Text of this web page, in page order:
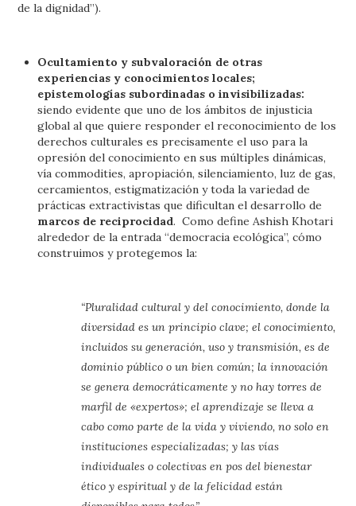
de la dignidad”).
Ocultamiento y subvaloración de otras
experiencias y conocimientos locales;
epistemologías subordinadas o invisibilizadas:
siendo evidente que uno de los ámbitos de injusticia
global al que quiere responder el reconocimiento de los
derechos culturales es precisamente el uso para la
opresión del conocimiento en sus múltiples dinámicas,
vía commodities, apropiación, silenciamiento, luz de gas,
cercamientos, estigmatización y toda la variedad de
prácticas extractivistas que dificultan el desarrollo de
marcos de reciprocidad. Como define Ashish Khotari
alrededor de la entrada “democracia ecológica”, cómo
construimos y protegemos la:
“Pluralidad cultural y del conocimiento, donde la
diversidad es un principio clave; el conocimiento,
incluidos su generación, uso y transmisión, es de
dominio público o un bien común; la innovación
se genera democráticamente y no hay torres de
marfil de «expertos»; el aprendizaje se lleva a
cabo como parte de la vida y viviendo, no solo en
instituciones especializadas; y las vías
individuales o colectivas en pos del bienestar
ético y espiritual y de la felicidad están